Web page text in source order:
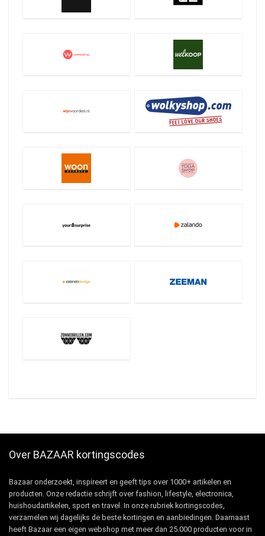
Over BAZAAR kortingscodes
Bazaar onderzoekt, inspireert en geeft tips over 1000+ artikelen en
producten. Onze redactie schrijft over fashion, lifestyle, electronica,
huishoudartikelen, sport en travel. In onze rubriek kortingscodes,
verzamelen wij dagelijks de beste kortingen en aanbiedingen. Daarnaast
heeft Bazaar een eigen webshop met meer dan 25.000 producten voor in